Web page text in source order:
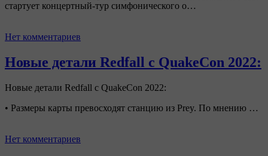
стартует концертный-тур симфонического о…
Нет комментариев
Новые детали Redfall c QuakeCon 2022:
Новые детали Redfall c QuakeCon 2022:
• Размеры карты превосходят станцию из Prey. По мнению …
Нет комментариев